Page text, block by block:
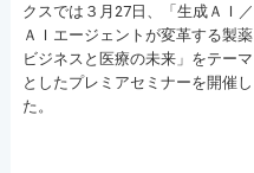
クスでは３月27日、「生成ＡＩ／
ＡＩエージェントが変革する製薬
ビジネスと医療の未来」をテーマ
としたプレミアセミナーを開催し
た。